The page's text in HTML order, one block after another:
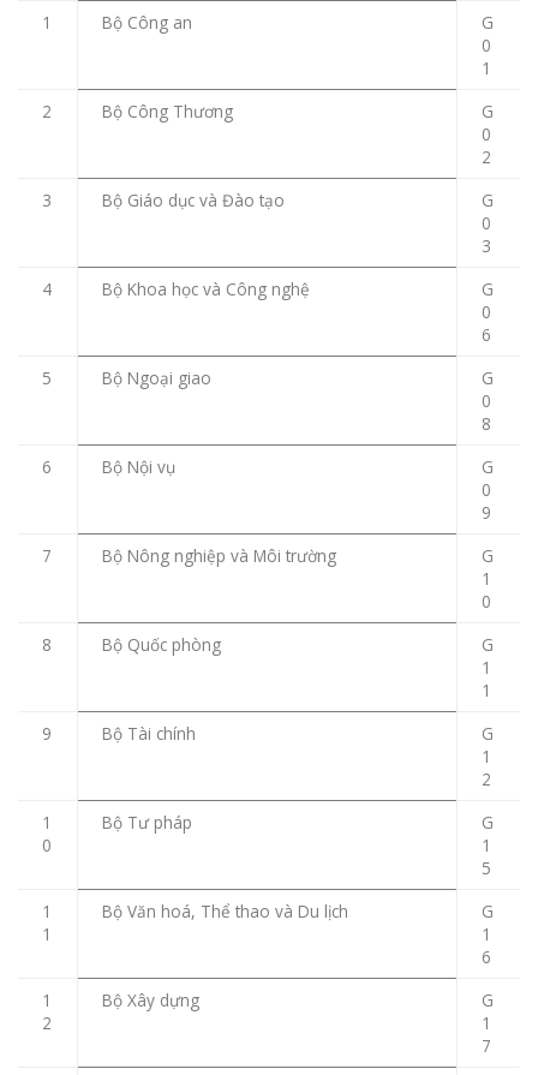
1
Bộ Công an
G
0
1
2
Bộ Công Thương
G
0
2
3
Bộ Giáo dục và Đào tạo
G
0
3
4
Bộ Khoa học và Công nghệ
G
0
6
5
Bộ Ngoại giao
G
0
8
6
Bộ Nội vụ
G
0
9
7
Bộ Nông nghiệp và Môi trường
G
1
0
8
Bộ Quốc phòng
G
1
1
9
Bộ Tài chính
G
1
2
1
0
Bộ Tư pháp
G
1
5
1
1
Bộ Văn hoá, Thể thao và Du lịch
G
1
6
1
2
Bộ Xây dựng
G
1
7